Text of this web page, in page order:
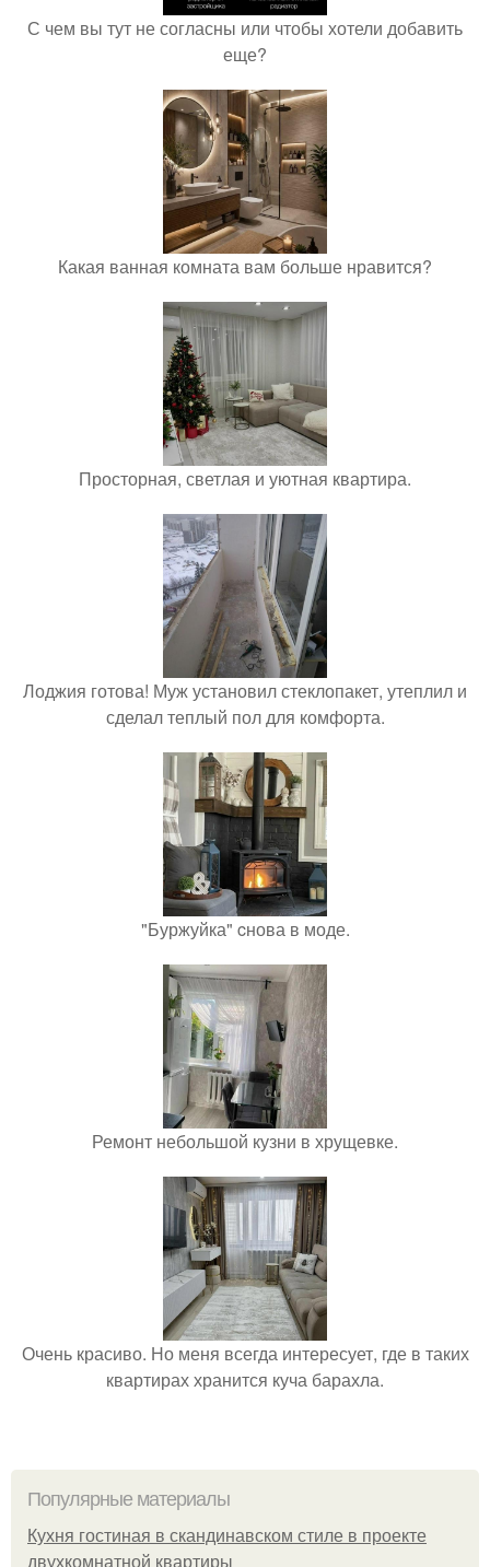
С чем вы тут не согласны или чтобы хотели добавить
еще?
Какая ванная комната вам больше нравится?
Просторная, светлая и уютная квартира.
Лоджия готова! Муж установил стеклопакет, утеплил и
сделал теплый пол для комфорта.
"Буржуйка" cнова в моде.
Ремонт небольшой кузни в хрущевке.
Очень красиво. Но меня всегда интересует, где в таких
квартирах хранится куча барахла.
Популярные материалы
Кухня гостиная в скандинавском стиле в проекте
двухкомнатной квартиры